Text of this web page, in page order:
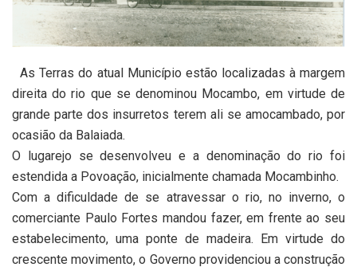
As Terras do atual Município estão localizadas à margem
direita do rio que se denominou Mocambo, em virtude de
grande parte dos insurretos terem ali se amocambado, por
ocasião da Balaiada.
O lugarejo se desenvolveu e a denominação do rio foi
estendida a Povoação, inicialmente chamada Mocambinho.
Com a dificuldade de se atravessar o rio, no inverno, o
comerciante Paulo Fortes mandou fazer, em frente ao seu
estabelecimento, uma ponte de madeira. Em virtude do
crescente movimento, o Governo providenciou a construção